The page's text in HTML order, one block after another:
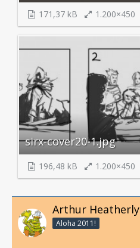
171,37 kB 1.200×450
sirx-cover20-1.jpg
196,48 kB 1.200×450
Arthur Heatherly
Aloha 2011!